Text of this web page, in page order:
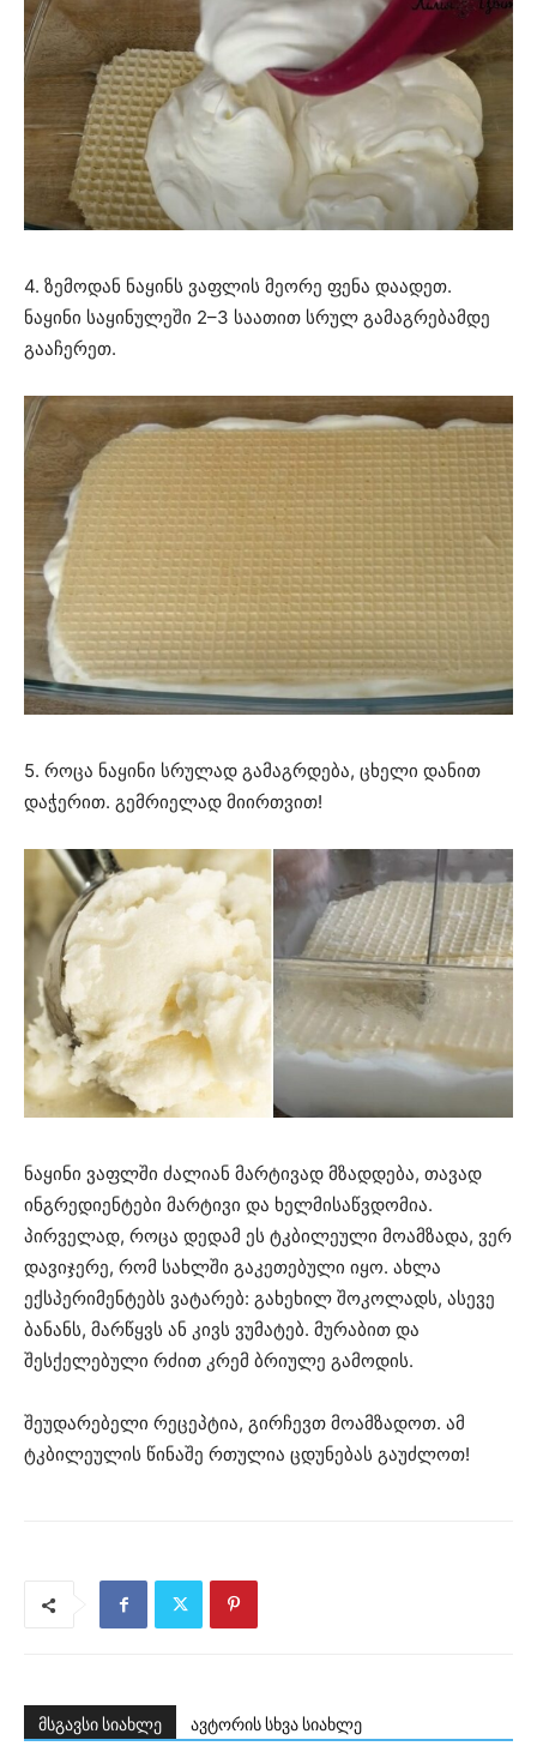
4. ზემოდან ნაყინს ვაფლის მეორე ფენა დაადეთ.
ნაყინი საყინულეში 2–3 საათით სრულ გამაგრებამდე
გააჩერეთ.
5. როცა ნაყინი სრულად გამაგრდება, ცხელი დანით
დაჭერით. გემრიელად მიირთვით!
ნაყინი ვაფლში ძალიან მარტივად მზადდება, თავად
ინგრედიენტები მარტივი და ხელმისაწვდომია.
პირველად, როცა დედამ ეს ტკბილეული მოამზადა, ვერ
დავიჯერე, რომ სახლში გაკეთებული იყო. ახლა
ექსპერიმენტებს ვატარებ: გახეხილ შოკოლადს, ასევე
ბანანს, მარწყვს ან კივს ვუმატებ. მურაბით და
შესქელებული რძით კრემ ბრიულე გამოდის.
შეუდარებელი რეცეპტია, გირჩევთ მოამზადოთ. ამ
ტკბილეულის წინაშე რთულია ცდუნებას გაუძლოთ!
მსგავსი სიახლე ავტორის სხვა სიახლე